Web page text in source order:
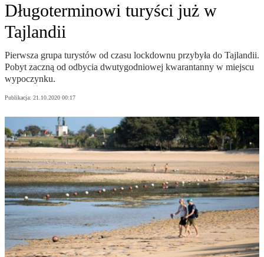
Długoterminowi turyści już w
Tajlandii
Pierwsza grupa turystów od czasu lockdownu przybyła do Tajlandii.
Pobyt zaczną od odbycia dwutygodniowej kwarantanny w miejscu
wypoczynku.
Publikacja: 21.10.2020 00:17